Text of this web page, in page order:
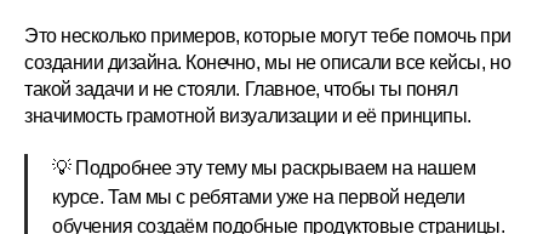
Это несколько примеров, которые могут тебе помочь при
создании дизайна. Конечно, мы не описали все кейсы, но
такой задачи и не стояли. Главное, чтобы ты понял
значимость грамотной визуализации и её принципы.
💡 Подробнее эту тему мы раскрываем на нашем
курсе. Там мы с ребятами уже на первой недели
обучения создаём подобные продуктовые страницы.